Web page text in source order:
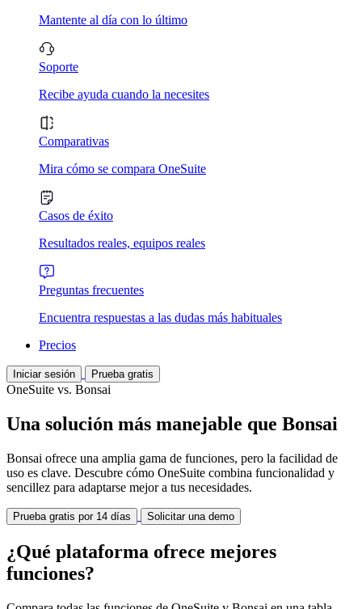
Mantente al día con lo último
Soporte
Recibe ayuda cuando la necesites
Comparativas
Mira cómo se compara OneSuite
Casos de éxito
Resultados reales, equipos reales
Preguntas frecuentes
Encuentra respuestas a las dudas más habituales
Precios
Iniciar sesión Prueba gratis
OneSuite vs. Bonsai
Una solución más manejable que Bonsai
Bonsai ofrece una amplia gama de funciones, pero la facilidad de
uso es clave. Descubre cómo OneSuite combina funcionalidad y
sencillez para adaptarse mejor a tus necesidades.
Prueba gratis por 14 días Solicitar una demo
¿Qué plataforma ofrece mejores
funciones?